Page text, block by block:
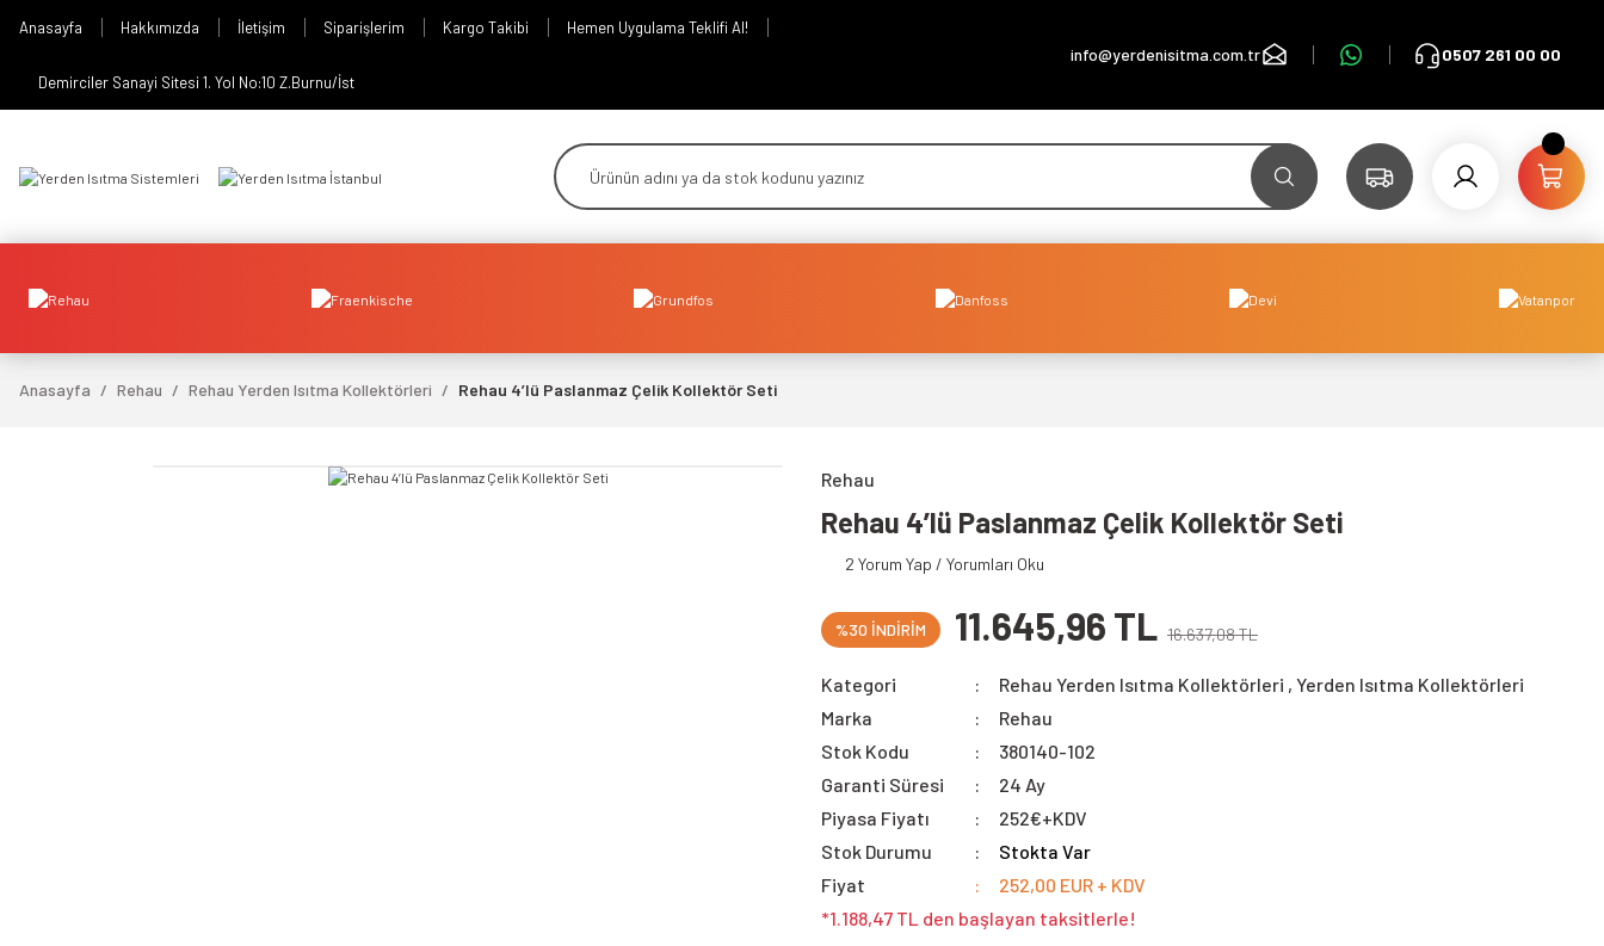
Anasayfa Hakkımızda İletişim Siparişlerim Kargo Takibi Hemen Uygulama Teklifi Al!
Demirciler Sanayi Sitesi 1. Yol No:10 Z.Burnu/İst
info@yerdenisitma.com.tr 0507 261 00 00
Anasayfa Rehau Rehau Yerden Isıtma Kollektörleri Rehau 4’lü Paslanmaz Çelik Kollektör Seti
Rehau
Rehau 4’lü Paslanmaz Çelik Kollektör Seti
2 Yorum Yap / Yorumları Oku
%30 İNDİRİM 11.645,96 TL 16.637,08 TL
Kategori Rehau Yerden Isıtma Kollektörleri , Yerden Isıtma Kollektörleri
Marka
Rehau
Stok Kodu
380140-102
Garanti Süresi
24 Ay
Piyasa Fiyatı
252€+KDV
Stok Durumu
Stokta Var
Fiyat
252,00 EUR + KDV
*1.188,47 TL den başlayan taksitlerle!